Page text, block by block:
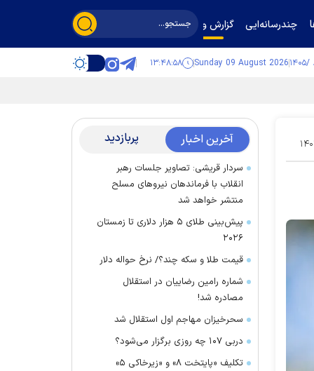
چندرسانه‌ایی گزارش و گفت‌وگو
Sunday 09 August 2026 ۱۳:۴۸:۵۹
۰۷ آخرین اخبار پربازدید
سردار قریشی: تصاویر جلسات رهبر
انقلاب با فرماندهان نیرو‌های مسلح
منتشر خواهد شد
پیش‌بینی طلای ۵ هزار دلاری تا زمستان
۲۰۲۶
قیمت طلا و سکه چند؟/ نرخ حواله دلار
شماره رامین رضاییان در استقلال
مصادره شد!
سحرخیزان مهاجم اول استقلال شد
دربی ۱۰۷ چه روزی برگزار می‌شود؟
تکلیف «پایتخت ۸» و «زیرخاکی ۵»